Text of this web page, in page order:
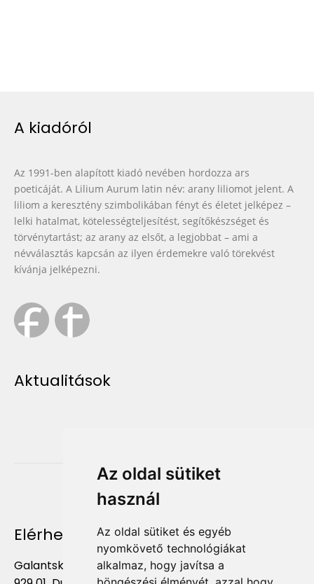
Az oldal sütiket
használ
Az oldal sütiket és egyéb
nyomkövető technológiákat
alkalmaz, hogy javítsa a
A kiadóról
Az 1991-ben alapított kiadó nevében hordozza ars
poeticáját. A Lilium Aurum latin név: arany liliomot jelent. A
liliom a keresztény szimbolikában fényt és életet jelképez –
lelki hatalmat, kötelességteljesítést, segítőkészséget és
törvénytartást; az arany az elsőt, a legjobbat – ami a
névválasztás kapcsán az ilyen érdemekre való törekvést
kívánja jelképezni.
Aktualitások
Elérhetőség
Galantská cesta 658/2F